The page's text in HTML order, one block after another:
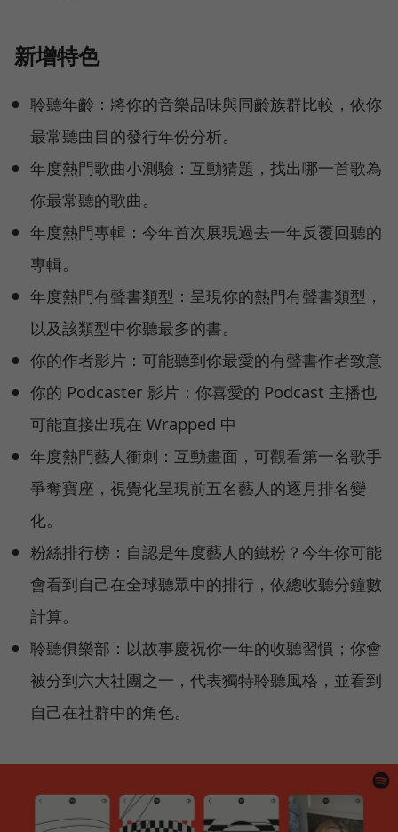
新增特色
聆聽年齡：將你的音樂品味與同齡族群比較，依你
最常聽曲目的發行年份分析。
年度熱門歌曲小測驗：互動猜題，找出哪一首歌為
你最常聽的歌曲。
年度熱門專輯：今年首次展現過去一年反覆回聽的
專輯。
年度熱門有聲書類型：呈現你的熱門有聲書類型，
以及該類型中你聽最多的書。
你的作者影片：可能聽到你最愛的有聲書作者致意
你的 Podcaster 影片：你喜愛的 Podcast 主播也
可能直接出現在 Wrapped 中
年度熱門藝人衝刺：互動畫面，可觀看第一名歌手
爭奪寶座，視覺化呈現前五名藝人的逐月排名變
化。
粉絲排行榜：自認是年度藝人的鐵粉？今年你可能
會看到自己在全球聽眾中的排行，依總收聽分鐘數
計算。
聆聽俱樂部：以故事慶祝你一年的收聽習慣；你會
被分到六大社團之一，代表獨特聆聽風格，並看到
自己在社群中的角色。